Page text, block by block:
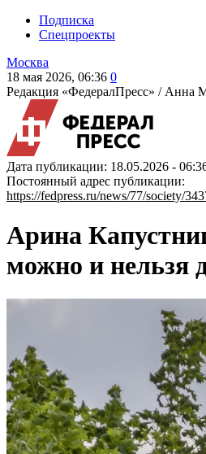
Подписка
Спецпроекты
Москва
18 мая 2026, 06:36 0
Редакция «ФедералПресс» / Анна
Дата публикации: 18.05.2026 -
Постоянный адрес публикации:
https://fedpress.ru/news/77/society/
Арина
можно и нельзя